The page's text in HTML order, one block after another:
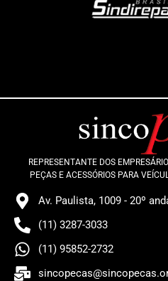
REPRESENTANTE DOS
PEÇAS E ACESSÓRIOS PARA
Av. Paulista, 1009 - 20º
(11) 3287-3033
(11) 95852-2732